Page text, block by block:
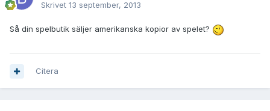
Skrivet 13 september, 2013
Så din spelbutik säljer amerikanska kopior av spelet?
Citera